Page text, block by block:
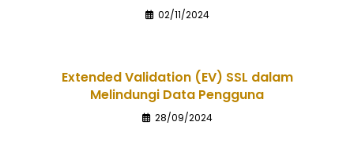
02/11/2024
Extended Validation (EV) SSL dalam
Melindungi Data Pengguna
28/09/2024